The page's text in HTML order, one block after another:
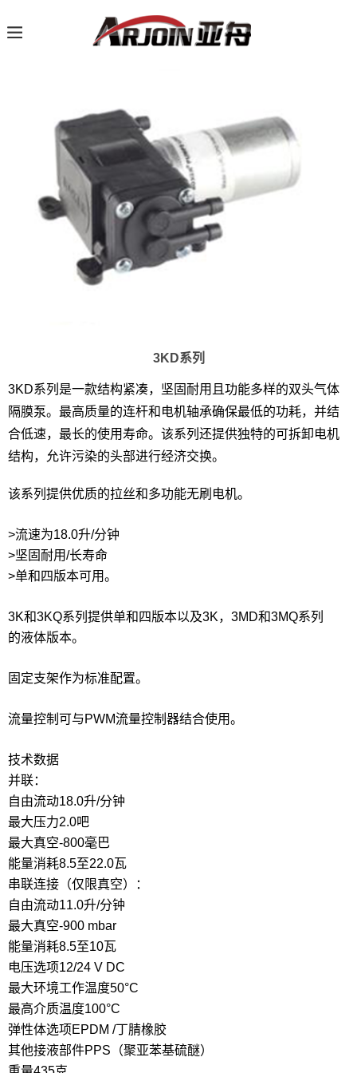
3KD系列
3KD系列是一款结构紧凑，坚固耐用且功能多样的双头气体
隔膜泵。最高质量的连杆和电机轴承确保最低的功耗，并结
合低速，最长的使用寿命。该系列还提供独特的可拆卸电机
结构，允许污染的头部进行经济交换。
该系列提供优质的拉丝和多功能无刷电机。
>流速为18.0升/分钟
>坚固耐用/长寿命
>单和四版本可用。
3K和3KQ系列提供单和四版本以及3K，3MD和3MQ系列
的液体版本。
固定支架作为标准配置。
流量控制可与PWM流量控制器结合使用。
技术数据
并联：
自由流动18.0升/分钟
最大压力2.0吧
最大真空-800毫巴
能量消耗8.5至22.0瓦
串联连接（仅限真空）：
自由流动11.0升/分钟
最大真空-900 mbar
能量消耗8.5至10瓦
电压选项12/24 V DC
最大环境工作温度50°C
最高介质温度100°C
弹性体选项EPDM /丁腈橡胶
其他接液部件PPS（聚亚苯基硫醚）